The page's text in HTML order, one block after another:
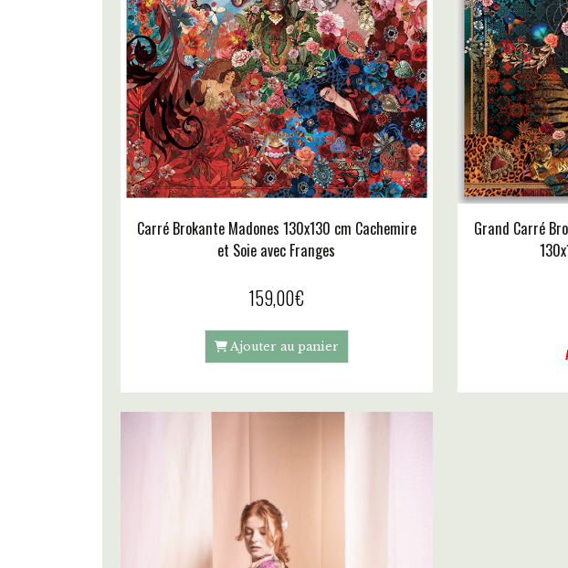
Carré Brokante Madones 130x130 cm Cachemire
et Soie avec Franges
159,00€
Ajouter au panier
Grand Carré